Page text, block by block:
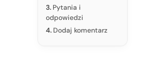
Pytania i
odpowiedzi
Dodaj komentarz